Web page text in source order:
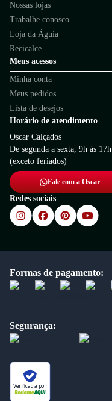
Nossas lojas
Trabalhe conosco
Loja da Águia
Recicalce
Meus acessos
Minha conta
Meus pedidos
Lista de desejos
Horário de atendimento
Oscar Calçados
De segunda a sexta, 9h às 17h
(exceto feriados)
Fale com a Oscar
Redes sociais
Formas de pagamento:
Segurança:
Verificada por